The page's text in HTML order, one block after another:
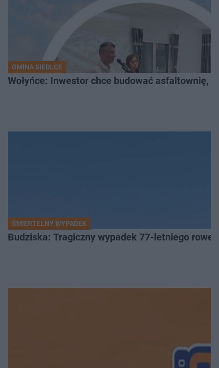
GMINA SIEDLCE
Wołyńce: Inwestor chce budować asfaltownię,
ŚMIERTELNY WYPADEK
Budziska: Tragiczny wypadek 77-letniego